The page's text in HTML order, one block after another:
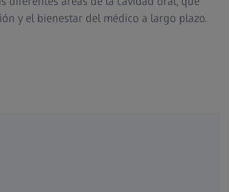
y el bienestar del médico a largo plazo.